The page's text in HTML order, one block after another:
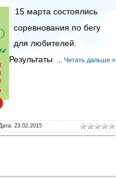
15 марта состоялись
соревнования по бегу
для любителей.
Результаты
Читать дальше »
Дата: 23.02.2015